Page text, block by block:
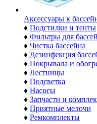
Аксессуары к
♦ Подстилки и тенты
♦ Фильтры для
♦ Чистка бассейна
♦ Дезинфекция
♦ Покрывала и
♦ Лестницы
♦ Подсветка
♦ Насосы
♦ Запчасти и
♦ Приятные мелочи
♦ Ремкомплекты